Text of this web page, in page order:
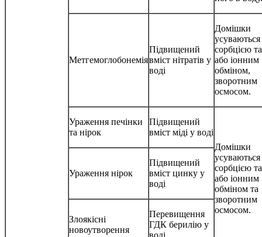
Метгемоглобонемія
Підвищений
вміст нітратів у
воді
Домішки
усуваються
сорбцією
або іонним
обміном,
зворотним
осмосом.
Ураження печінки
та нірок
Підвищений
вміст міді у воді
Домішки
усуваються
сорбцією
або іонним
обміном та
зворотним
осмосом.
Ураження нірок
Підвищений
вміст цинку у
воді
Злоякісні
новоутворення
Перевищення
ГДК берилію у
воді